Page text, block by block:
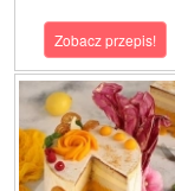
Zobacz przepis!